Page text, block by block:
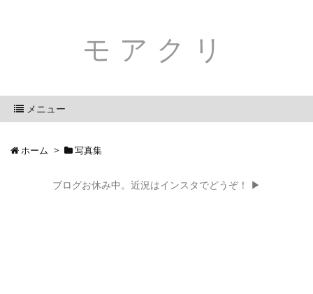
モアクリ
メニュー
ホーム > 写真集
ブログお休み中。近況はインスタでどうぞ！ ▶